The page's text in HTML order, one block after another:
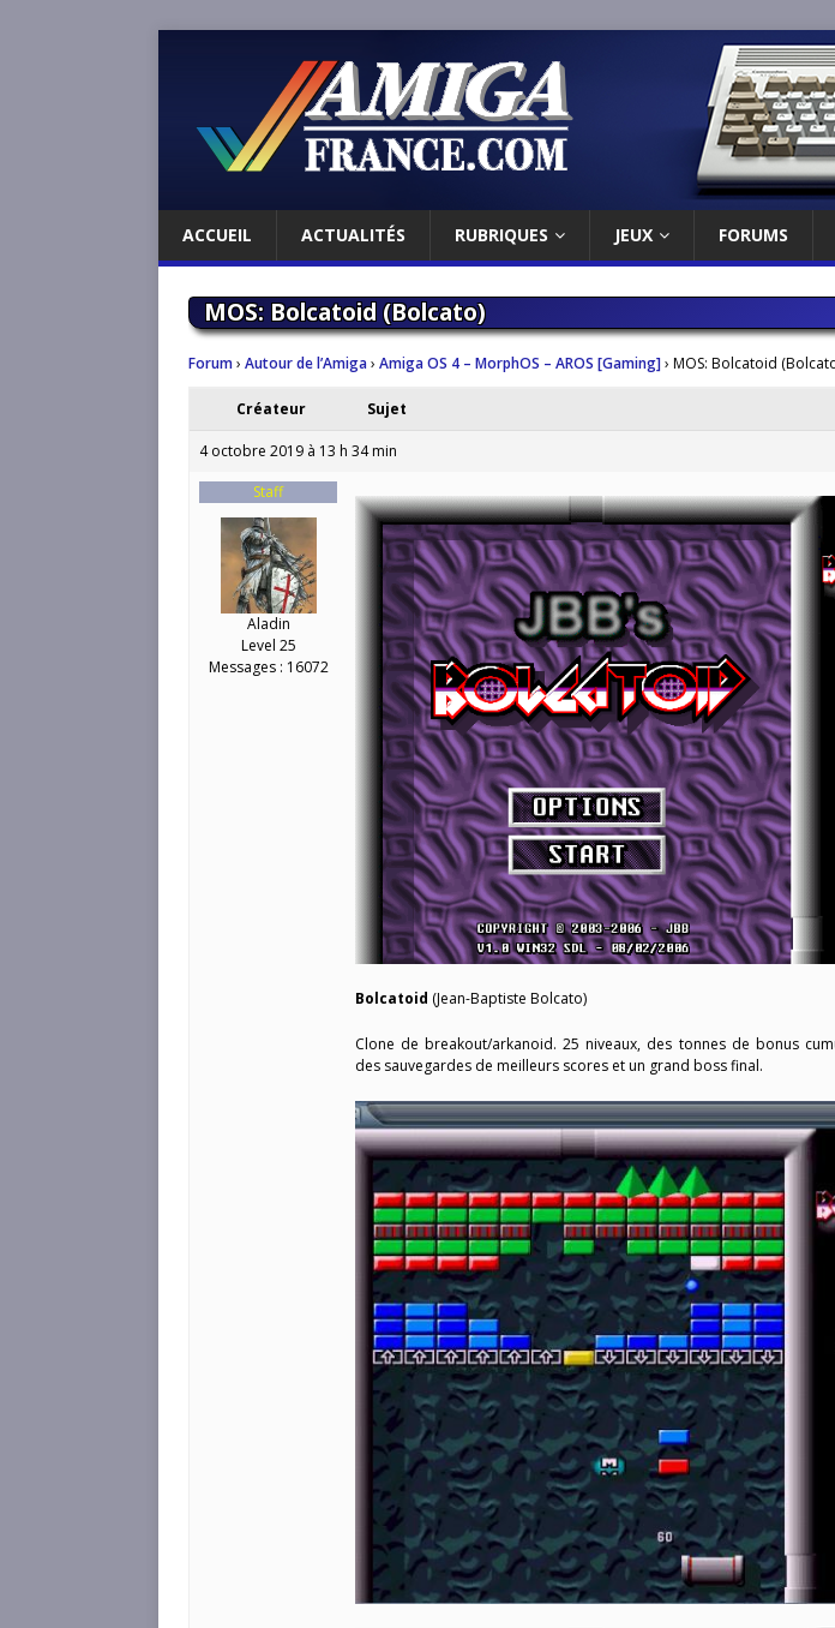
ACCUEIL ACTUALITÉS RUBRIQUES JEUX FORUMS
MOS: Bolcatoid (Bolcato)
Forum› Autour de l’Amiga› Amiga OS 4 – MorphOS – AROS [Gaming]› MOS: Bolcatoid
Créateur Sujet
4 octobre 2019 à 13 h 34 min
Staff
Aladin
Level 25
Messages : 16072
Bolcatoid (Jean-Baptiste Bolcato)
Clone de breakout/arkanoid. 25 niveaux, des tonnes de bonus
des sauvegardes de meilleurs scores et un grand boss final.